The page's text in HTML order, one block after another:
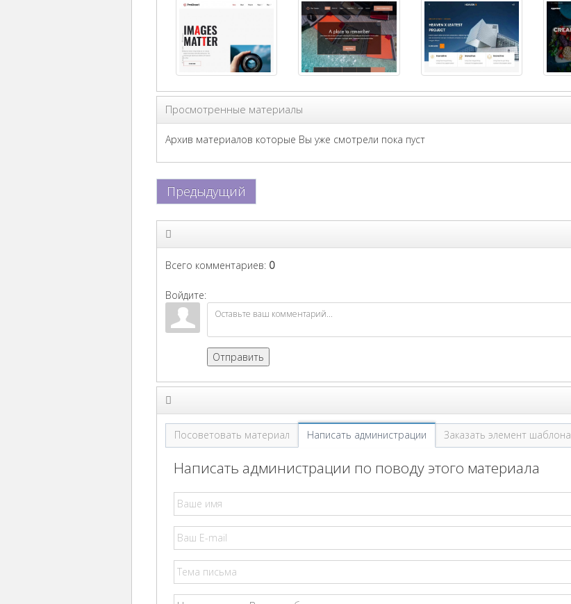
Просмотренные материалы
Архив материалов которые Вы уже смотрели пока пуст
Предыдущий
Всего комментариев: 0
Войдите:
Отправить
Посоветовать материал Написать администрации Заказать элемент шаблона
Написать администрации по поводу этого материала